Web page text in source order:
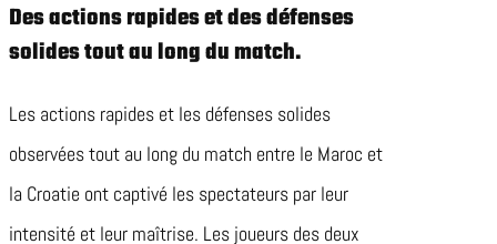
Des actions rapides et des défenses
solides tout au long du match.
Les actions rapides et les défenses solides
observées tout au long du match entre le Maroc et
la Croatie ont captivé les spectateurs par leur
intensité et leur maîtrise. Les joueurs des deux